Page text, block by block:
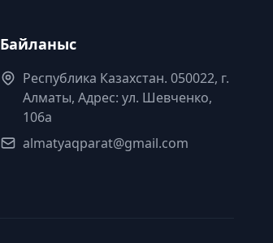
Байланыс
Республика Казахстан. 050022, г.
Алматы, Адрес: ул. Шевченко,
106а
almatyaqparat@gmail.com